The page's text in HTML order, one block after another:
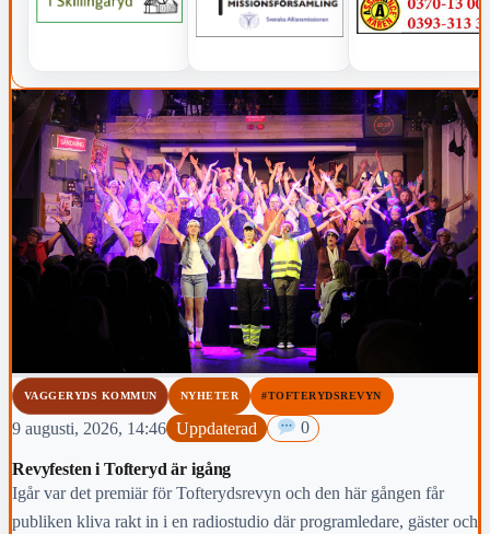
VAGGERYDS KOMMUN NYHETER #TOFTERYDSREVYN
9 augusti, 2026, 14:46 Uppdaterad 0
Revyfesten i Tofteryd är igång
Igår var det premiär för Tofterydsrevyn och den här gången får
publiken kliva rakt in i en radiostudio där programledare, gäster och